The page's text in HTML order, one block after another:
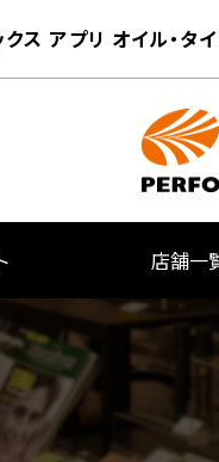
クス アプリ オイル・タ
店舗一